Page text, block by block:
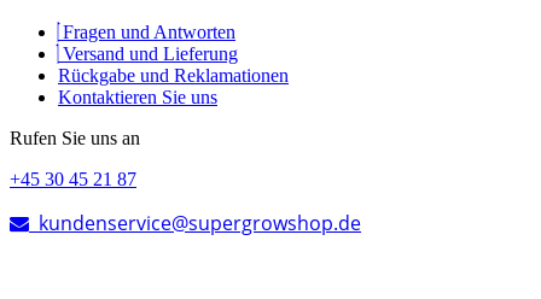
Fragen und Antworten
Versand und Lieferung
Rückgabe und Reklamationen
Kontaktieren Sie uns
Rufen Sie uns an
+45 30 45 21 87
kundenservice@supergrowshop.de